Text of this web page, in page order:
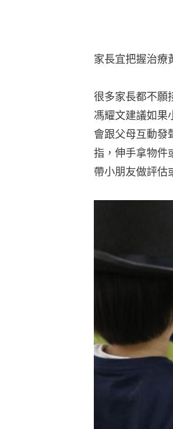
家長宜把握治療
很多家長都不願
馮耀文建議如果
會跟父母互動發
指，伸手拿物件
帶小朋友做評估